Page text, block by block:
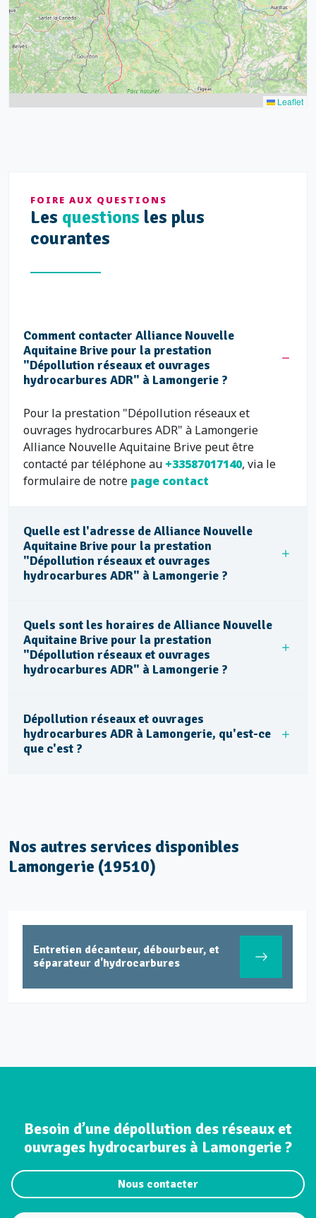
Leaflet
FOIRE AUX QUESTIONS
Les questions les plus
courantes
Comment contacter Alliance Nouvelle
Aquitaine Brive pour la prestation
"Dépollution réseaux et ouvrages
hydrocarbures ADR" à Lamongerie ?
Pour la prestation "Dépollution réseaux et
ouvrages hydrocarbures ADR" à Lamongerie
Alliance Nouvelle Aquitaine Brive peut être
contacté par téléphone au +33587017140, via le
formulaire de notre page contact
Quelle est l'adresse de Alliance Nouvelle
Aquitaine Brive pour la prestation
"Dépollution réseaux et ouvrages
hydrocarbures ADR" à Lamongerie ?
Quels sont les horaires de Alliance Nouvelle
Aquitaine Brive pour la prestation
"Dépollution réseaux et ouvrages
hydrocarbures ADR" à Lamongerie ?
Dépollution réseaux et ouvrages
hydrocarbures ADR à Lamongerie, qu'est-ce
que c'est ?
Nos autres services disponibles
Lamongerie (19510)
décanteur, débourbeur, et
d'hydrocarbures
Besoin d’une dépollution des réseaux et
ouvrages hydrocarbures à Lamongerie ?
Nous contacter